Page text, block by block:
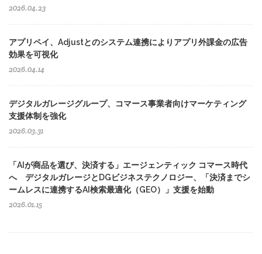
2026.04.23
アプリペイ、Adjustとのシステム連携によりアプリ外課金の広告
効果を可視化
2026.04.14
デジタルガレージグループ、コマース事業者向けマーケティング
支援体制を強化
2026.03.31
「AIが商品を選び、決済する」エージェンティック コマース時代
へ デジタルガレージとDGビジネステクノロジー、「決済までシ
ームレスに連携するAI検索最適化（GEO）」支援を始動
2026.01.15